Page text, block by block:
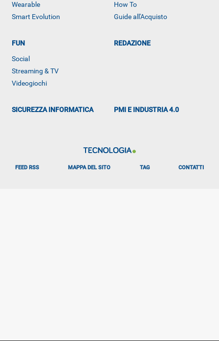
Wearable
Smart Evolution
How To
Guide all'Acquisto
FUN
Social
Streaming & TV
Videogiochi
REDAZIONE
SICUREZZA INFORMATICA PMI E INDUSTRIA 4.0
FEED RSS MAPPA DEL SITO TAG CONTATTI